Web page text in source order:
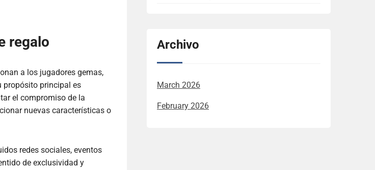
regalo
a los jugadores gemas,
propósito principal es
el compromiso de la
nuevas características o
redes sociales, eventos
de exclusividad y
Archivo
March 2026
February 2026